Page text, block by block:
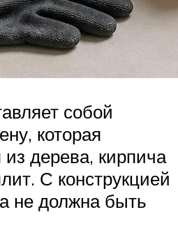
собой
которая
дерева, кирпича
С конструкцией
не должна быть